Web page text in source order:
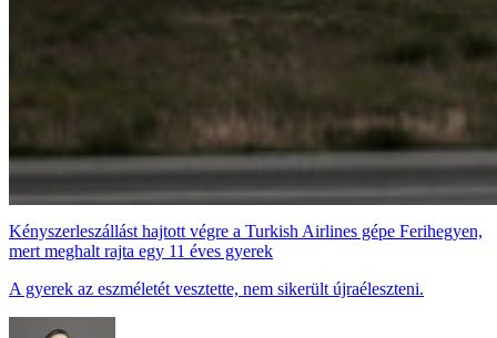
Kényszerleszállást hajtott végre a Turkish Airlines gépe Ferihegyen,
mert meghalt rajta egy 11 éves gyerek
A gyerek az eszméletét vesztette, nem sikerült újraéleszteni.